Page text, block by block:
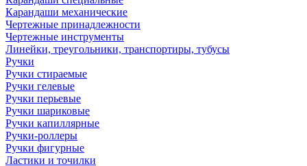
Карандаши механические
Чертежные принадлежности
Чертежные инструменты
Линейки, треугольники, транспортиры, тубусы
Ручки
Ручки стираемые
Ручки гелевые
Ручки перьевые
Ручки шариковые
Ручки капиллярные
Ручки-роллеры
Ручки фигурные
Ластики и точилки